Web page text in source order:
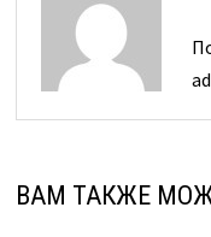
ВАМ ТАКЖЕ